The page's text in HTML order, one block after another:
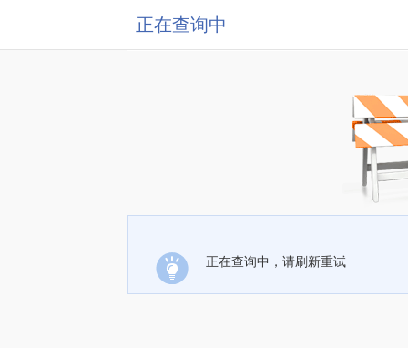
正在查询中
正在查询中，请刷新重试